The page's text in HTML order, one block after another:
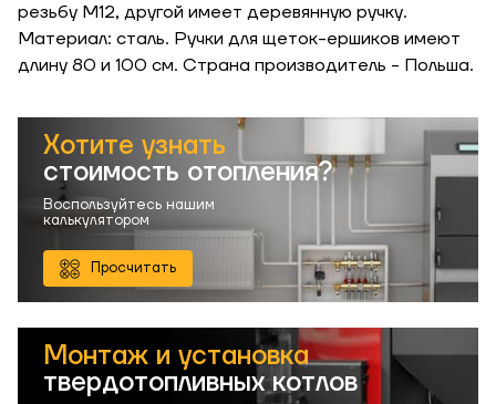
резьбу М12, другой имеет деревянную ручку.
Материал: сталь. Ручки для щеток-ершиков имеют
длину 80 и 100 см. Страна производитель - Польша.
Хотите узнать
стоимость отопления?
Воспользуйтесь нашим
калькулятором
Просчитать
Монтаж и установка
твердотопливных котлов